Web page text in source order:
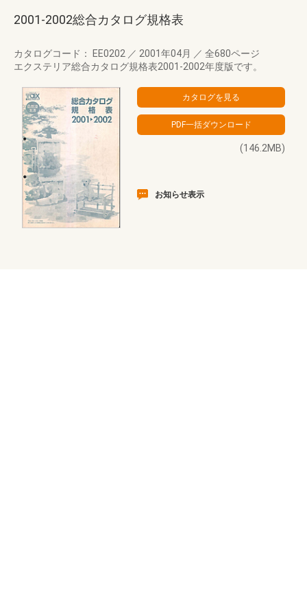
2001-2002総合カタログ規格表
カタログコード： EE0202 ／ 2001年04月 ／ 全680ページ
エクステリア総合カタログ規格表2001-2002年度版です。
(146.2MB)
お知らせ表示